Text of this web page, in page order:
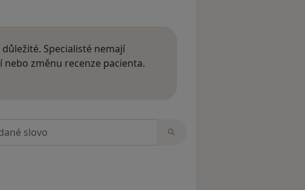
Specialisté nemají
změnu recenze pacienta.